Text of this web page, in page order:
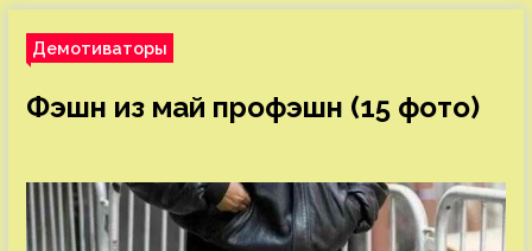
Демотиваторы
Фэшн из май профэшн (15 фото)